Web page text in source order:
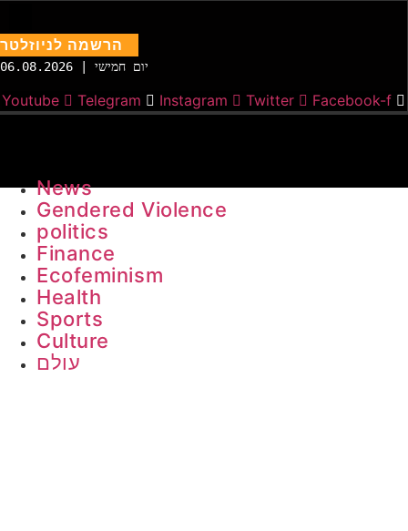
הרשמה לניוזלטר
יום חמישי | 06.08.2026
Youtube Telegram Instagram Twitter Facebook-f
News
Gendered Violence
politics
Finance
Ecofeminism
Health
Sports
Culture
עולם